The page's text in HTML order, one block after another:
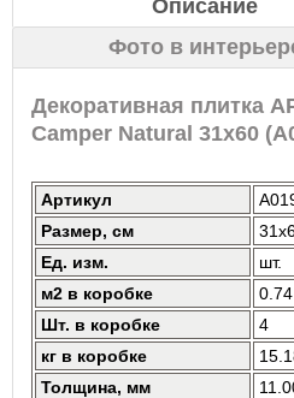
Описание
Фото в
Декоративная плитка
Camper Natural 31x60
Артикул
Размер, см
Ед. изм.
шт.
м2 в коробке
0.74
Шт. в коробке
4
кг в коробке
Толщина, мм